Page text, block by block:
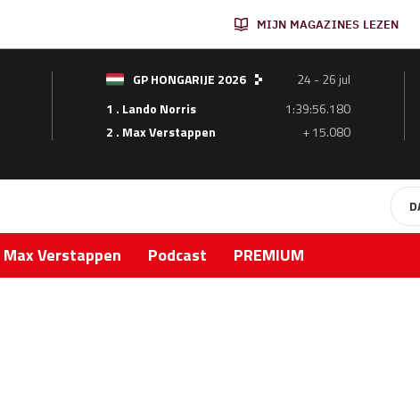
MIJN MAGAZINES LEZEN
GP HONGARIJE 2026
24 - 26 jul
1 . Lando Norris
1:39:56.180
2 . Max Verstappen
+ 15.080
Max Verstappen Podcast PREMIUM